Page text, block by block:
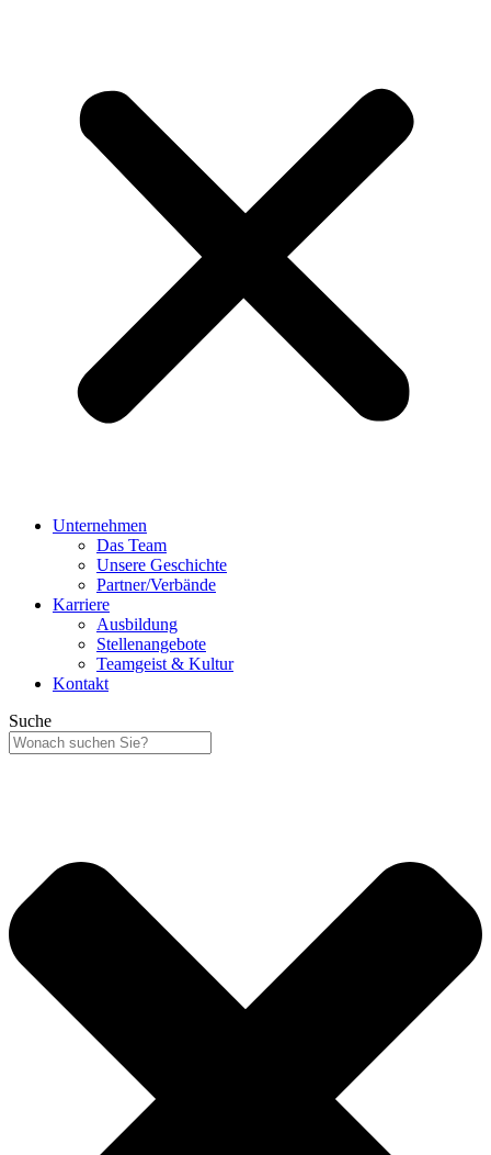
Unternehmen
Das Team
Unsere Geschichte
Partner/Verbände
Karriere
Ausbildung
Stellenangebote
Teamgeist & Kultur
Kontakt
Suche